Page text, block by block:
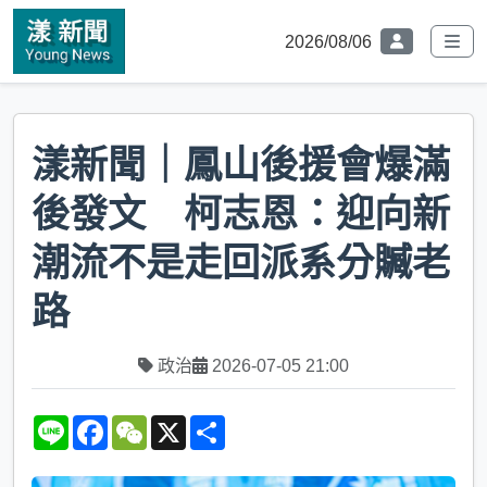
2026/08/06
漾新聞｜鳳山後援會爆滿
後發文 柯志恩：迎向新
潮流不是走回派系分贓老
路
政治 2026-07-05 21:00
L
e
F
e
W
h
X
r